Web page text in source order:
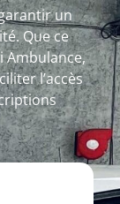
un
Que ce
Ambulance,
l’accès